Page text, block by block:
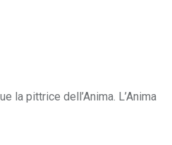
la pittrice dell’Anima. L’Anima